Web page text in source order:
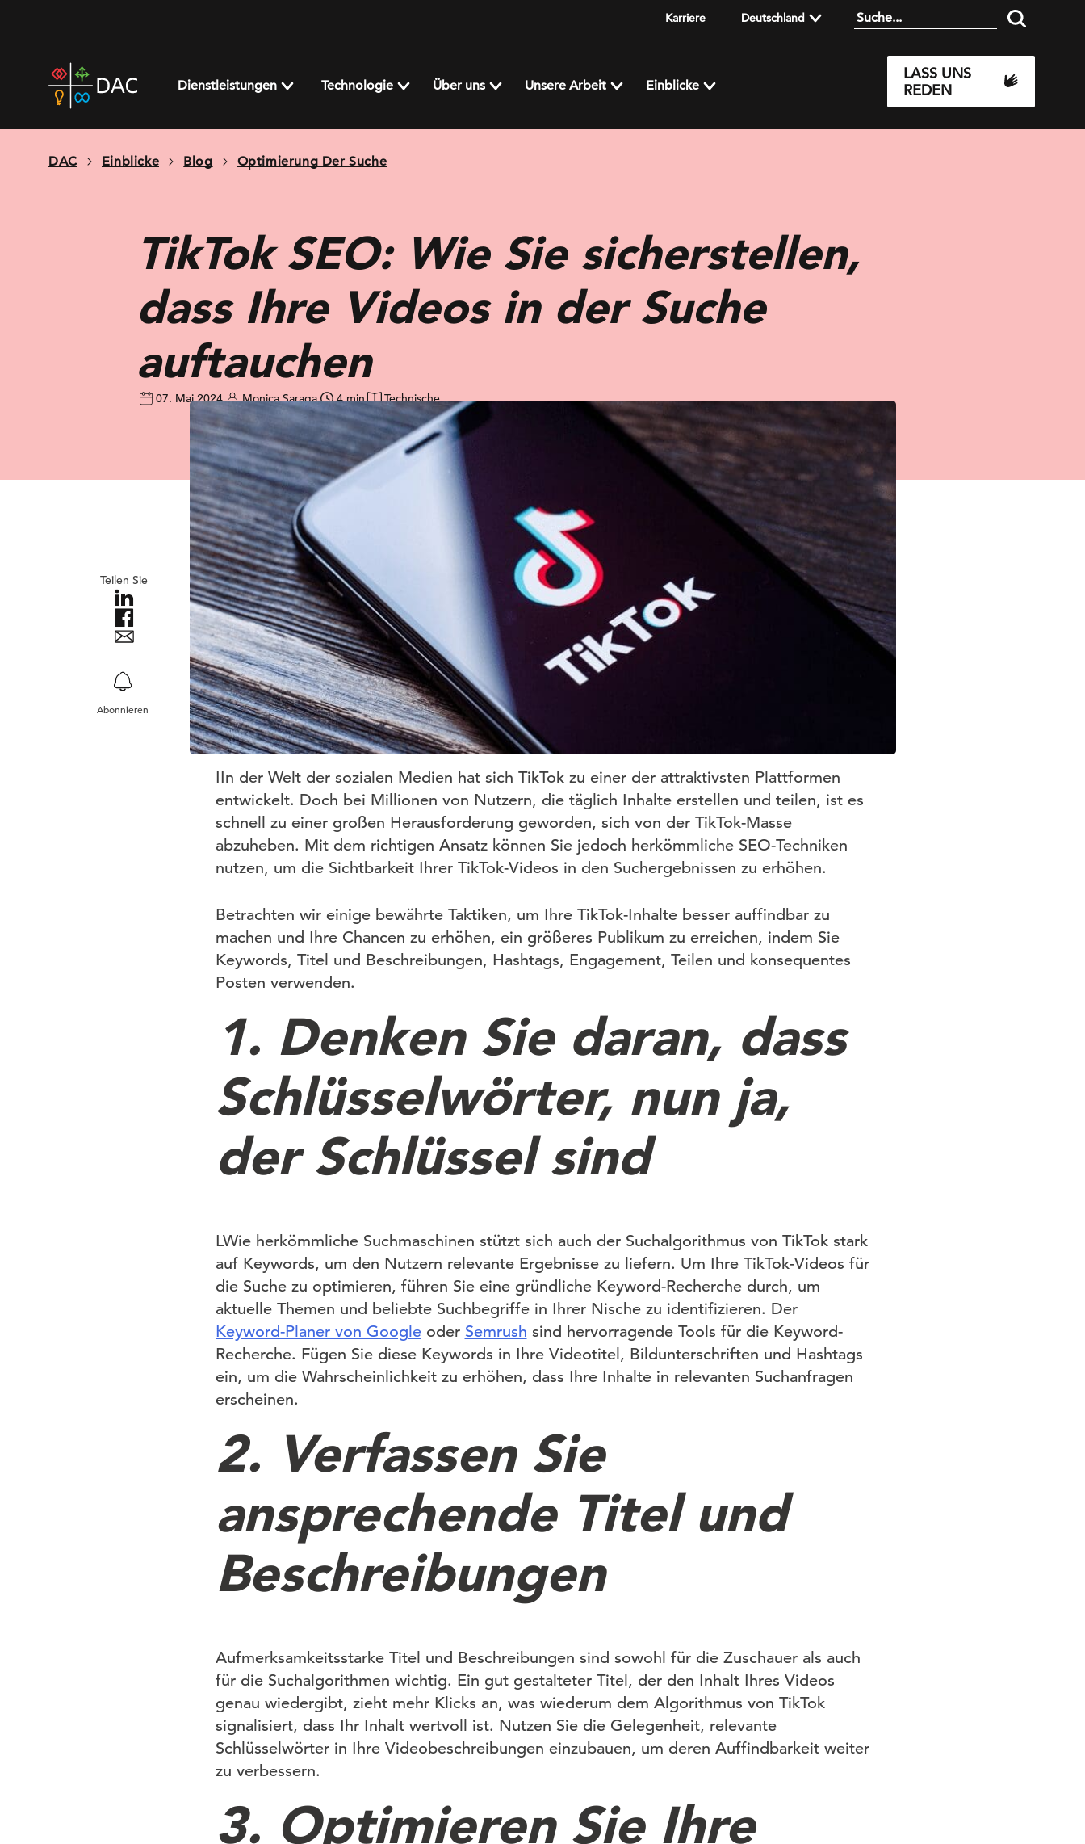
Karriere Deutschland
home
page
Dienstleistungen Technologie Über uns Unsere Arbeit Einblicke
LASS UNS
REDEN
DAC Einblicke Blog Optimierung Der Suche
TikTok SEO: Wie Sie sicherstellen,
dass Ihre Videos in der Suche
auftauchen
07. Mai 2024 Monica Saraga 4 min Technische
Teilen Sie
Abonnieren
IIn der Welt der sozialen Medien hat sich TikTok zu einer der attraktivsten Plattformen
entwickelt. Doch bei Millionen von Nutzern, die täglich Inhalte erstellen und teilen, ist es
schnell zu einer großen Herausforderung geworden, sich von der TikTok-Masse
abzuheben. Mit dem richtigen Ansatz können Sie jedoch herkömmliche SEO-Techniken
nutzen, um die Sichtbarkeit Ihrer TikTok-Videos in den Suchergebnissen zu erhöhen.
Betrachten wir einige bewährte Taktiken, um Ihre TikTok-Inhalte besser auffindbar zu
machen und Ihre Chancen zu erhöhen, ein größeres Publikum zu erreichen, indem Sie
Keywords, Titel und Beschreibungen, Hashtags, Engagement, Teilen und konsequentes
Posten verwenden.
1. Denken Sie daran, dass
Schlüsselwörter, nun ja,
der Schlüssel sind
LWie herkömmliche Suchmaschinen stützt sich auch der Suchalgorithmus von TikTok stark
auf Keywords, um den Nutzern relevante Ergebnisse zu liefern. Um Ihre TikTok-Videos für
die Suche zu optimieren, führen Sie eine gründliche Keyword-Recherche durch, um
aktuelle Themen und beliebte Suchbegriffe in Ihrer Nische zu identifizieren. Der
Keyword-Planer von Googleoder Semrush sind hervorragende Tools für die Keyword-
Recherche. Fügen Sie diese Keywords in Ihre Videotitel, Bildunterschriften und Hashtags
ein, um die Wahrscheinlichkeit zu erhöhen, dass Ihre Inhalte in relevanten Suchanfragen
erscheinen.
2. Verfassen Sie
ansprechende Titel und
Beschreibungen
Aufmerksamkeitsstarke Titel und Beschreibungen sind sowohl für die Zuschauer als auch
für die Suchalgorithmen wichtig. Ein gut gestalteter Titel, der den Inhalt Ihres Videos
genau wiedergibt, zieht mehr Klicks an, was wiederum dem Algorithmus von TikTok
signalisiert, dass Ihr Inhalt wertvoll ist. Nutzen Sie die Gelegenheit, relevante
Schlüsselwörter in Ihre Videobeschreibungen einzubauen, um deren Auffindbarkeit weiter
zu verbessern.
3. Optimieren Sie Ihre